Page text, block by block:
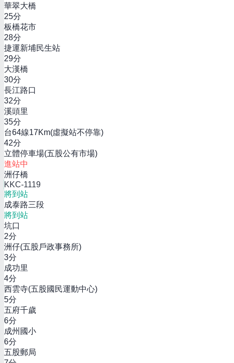
華翠大橋
25分
板橋花市
28分
捷運新埔民生站
29分
大漢橋
30分
長江路口
32分
溪頭里
35分
台64線17Km(虛擬站不停靠)
42分
立體停車場(五股公有市場)
進站中
洲仔橋
KKC-1119
將到站
成泰路三段
將到站
坑口
2分
洲仔(五股戶政事務所)
3分
成功里
4分
西雲寺(五股國民運動中心)
5分
五府千歲
6分
成州國小
6分
五股郵局